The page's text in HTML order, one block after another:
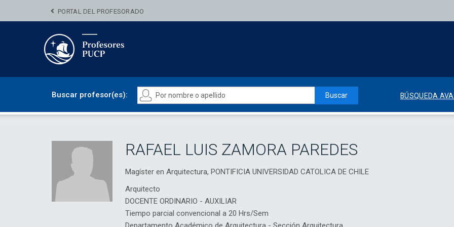
PORTAL DEL PROFESORADO
Buscar profesor(es): Buscar BÚSQUEDA
RAFAEL LUIS ZAMORA PAREDES
Magíster en Arquitectura, PONTIFICIA UNIVERSIDAD CATOLICA DE CHILE
Arquitecto
DOCENTE ORDINARIO - AUXILIAR
Tiempo parcial convencional a 20 Hrs/Sem